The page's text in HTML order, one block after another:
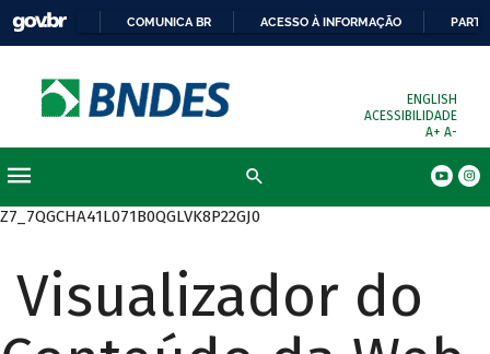
COMUNICA BR ACESSO À INFORMAÇÃO
ENGLISH
ACESSIBILIDADE
A+ A-
Z7_7QGCHA41L071B0QGLVK8P22GJ0
Visualizador do